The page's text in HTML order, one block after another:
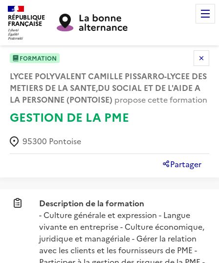
RÉPUBLIQUE
FRANÇAISE
FORMATION
LYCEE POLYVALENT CAMILLE PISSARRO-LYCEE DES
METIERS DE LA SANTE,DU SOCIAL ET DE L'AIDE A
LA PERSONNE (PONTOISE) propose cette formation
GESTION DE LA PME
95300 Pontoise
Partager
Description de la formation
- Culture générale et expression - Langue
vivante en entreprise - Culture économique,
juridique et managériale - Gérer la relation
avec les clients et les fournisseurs de PME -